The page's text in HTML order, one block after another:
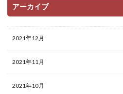
アーカイブ
2021年12月
2021年11月
2021年10月